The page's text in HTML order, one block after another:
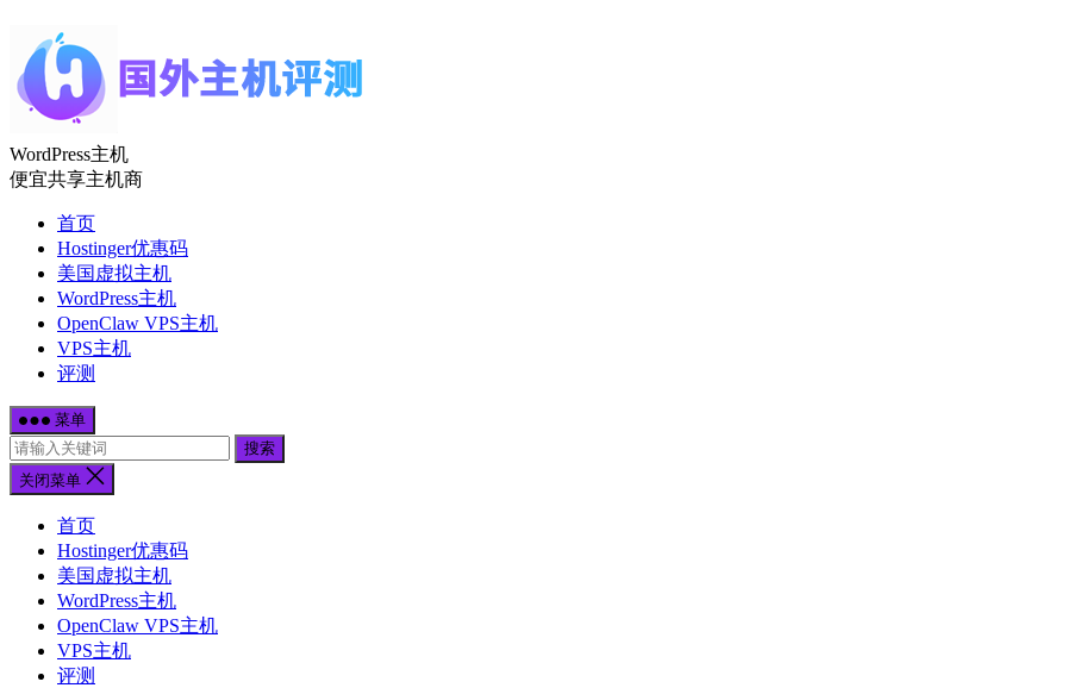
WordPress主机
便宜共享主机商
首页
Hostinger优惠码
美国虚拟主机
WordPress主机
OpenClaw VPS主机
VPS主机
评测
菜单
搜索
关闭菜单
首页
Hostinger优惠码
美国虚拟主机
WordPress主机
OpenClaw VPS主机
VPS主机
评测